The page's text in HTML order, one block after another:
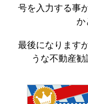
号を入力する事
か
最後になります
うな不動産勧